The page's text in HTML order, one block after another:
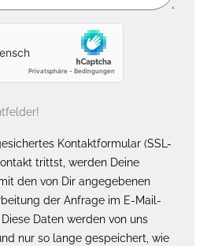
Kontaktformular (SSL-
trittst, werden Deine
den von Dir angegebenen
der Anfrage im E-Mail-
Daten werden von uns
nur so lange gespeichert, wie